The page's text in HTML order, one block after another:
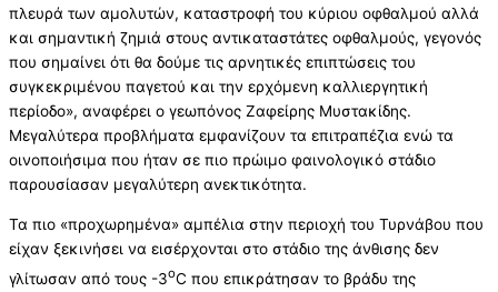
πλευρά των αμολυτών, καταστροφή του κύριου οφθαλμού αλλά
και σημαντική ζημιά στους αντικαταστάτες οφθαλμούς, γεγονός
που σημαίνει ότι θα δούμε τις αρνητικές επιπτώσεις του
συγκεκριμένου παγετού και την ερχόμενη καλλιεργητική
περίοδο», αναφέρει ο γεωπόνος Ζαφείρης Μυστακίδης.
Μεγαλύτερα προβλήματα εμφανίζουν τα επιτραπέζια ενώ τα
οινοποιήσιμα που ήταν σε πιο πρώιμο φαινολογικό στάδιο
παρουσίασαν μεγαλύτερη ανεκτικότητα.
Τα πιο «προχωρημένα» αμπέλια στην περιοχή του Τυρνάβου που
είχαν ξεκινήσει να εισέρχονται στο στάδιο της άνθισης δεν
γλίτωσαν από τους -3oC που επικράτησαν το βράδυ της